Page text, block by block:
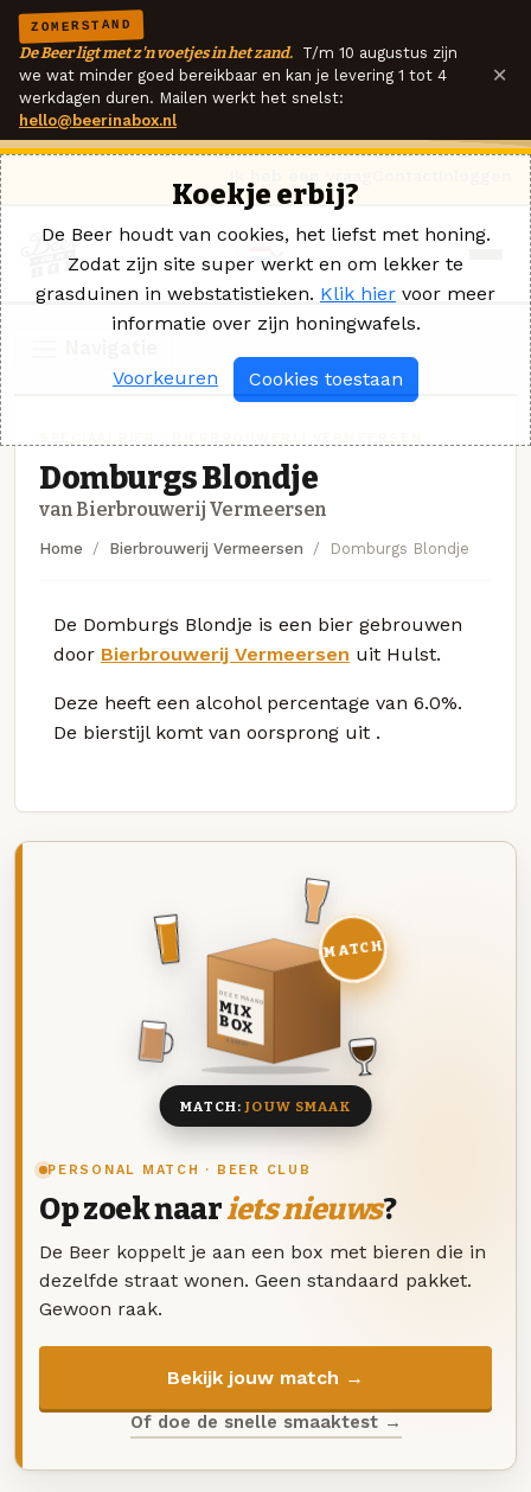
ZOMERSTAND
De Beer ligt met z'n voetjes in het zand. T/m 10 augustus zijn
we wat minder goed bereikbaar en kan je levering 1 tot 4
werkdagen duren. Mailen werkt het snelst:
hello@beerinabox.nl
×
Domburgs Blondje
van Bierbrouwerij Vermeersen
Home Bierbrouwerij Vermeersen Domburgs Blondje
De Domburgs Blondje is een bier gebrouwen
door Bierbrouwerij Vermeersen uit Hulst.
Deze heeft een alcohol percentage van 6.0%.
De bierstijl komt van oorsprong uit .
PERSONAL MATCH · BEER CLUB
Op zoek naariets nieuws?
De Beer koppelt je aan een box met bieren die in
dezelfde straat wonen. Geen standaard pakket.
Gewoon raak.
Bekijk jouw match →
Of doe de snelle smaaktest →
DEZE MAAND
MIX
BOX
8 BIEREN
MATCH
MATCH:JOUW SMAAK
Koekje erbij?
De Beer houdt van cookies, het liefst met honing.
Zodat zijn site super werkt en om lekker te
grasduinen in webstatistieken. Klik hier voor meer
informatie over zijn honingwafels.
Voorkeuren Cookies toestaan